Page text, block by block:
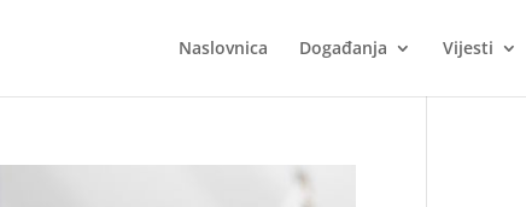
Naslovnica Događanja Vijesti